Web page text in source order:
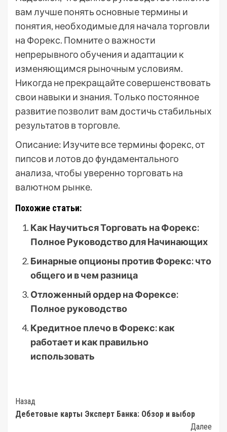
вам лучше понять основные термины и
понятия, необходимые для начала торговли
на Форекс. Помните о важности
непрерывного обучения и адаптации к
изменяющимся рыночным условиям.
Никогда не прекращайте совершенствовать
свои навыки и знания. Только постоянное
развитие позволит вам достичь стабильных
результатов в торговле.
Описание: Изучите все термины форекс, от
пипсов и лотов до фундаментального
анализа, чтобы уверенно торговать на
валютном рынке.
Похожие статьи:
Как Научиться Торговать на Форекс:
Полное Руководство для Начинающих
Бинарные опционы против Форекс: что
общего и в чем разница
Отложенный ордер на Форексе:
Полное руководство
Кредитное плечо в Форекс: как
работает и как правильно
использовать
Post
Navigation
Назад
Дебетовые карты Эксперт Банка: Обзор и выбор
Далее